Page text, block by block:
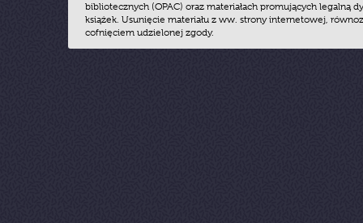
bibliotecznych (OPAC) oraz materiałach promujących legalną
książek. Usunięcie materiału z ww. strony internetowej,
cofnięciem udzielonej zgody.